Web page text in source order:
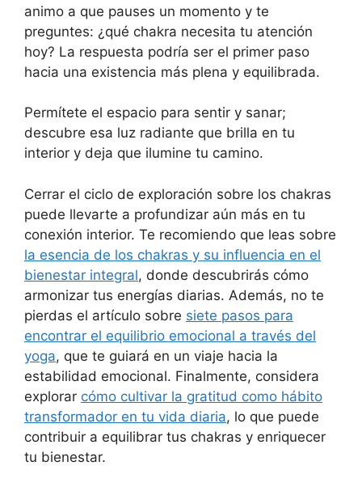
animo a que pauses un momento y te
preguntes: ¿qué chakra necesita tu atención
hoy? La respuesta podría ser el primer paso
hacia una existencia más plena y equilibrada.
Permítete el espacio para sentir y sanar;
descubre esa luz radiante que brilla en tu
interior y deja que ilumine tu camino.
Cerrar el ciclo de exploración sobre los chakras
puede llevarte a profundizar aún más en tu
conexión interior. Te recomiendo que leas sobre
la esencia de los chakras y su influencia en el
bienestar integral, donde descubrirás cómo
armonizar tus energías diarias. Además, no te
pierdas el artículo sobre siete pasos para
encontrar el equilibrio emocional a través del
yoga, que te guiará en un viaje hacia la
estabilidad emocional. Finalmente, considera
explorar cómo cultivar la gratitud como hábito
transformador en tu vida diaria, lo que puede
contribuir a equilibrar tus chakras y enriquecer
tu bienestar.